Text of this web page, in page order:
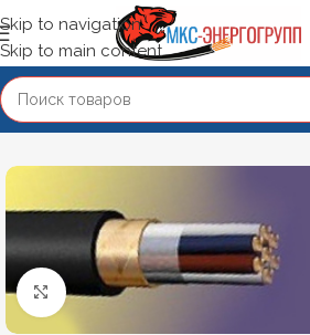
Skip to navigation
Skip to main content
Нажмите, чтобы увеличить